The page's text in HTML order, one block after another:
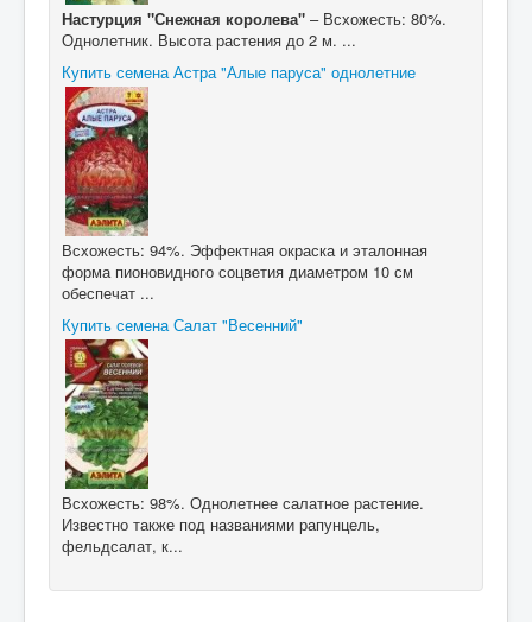
Настурция "Снежная королева" – Всхожесть: 80%.
Однолетник. Высота растения до 2 м. ...
Купить семена Астра "Алые паруса" однолетние
Всхожесть: 94%. Эффектная окраска и эталонная
форма пионовидного соцветия диаметром 10 см
обеспечат ...
Купить семена Салат "Весенний"
Всхожесть: 98%. Однолетнее салатное растение.
Известно также под названиями рапунцель,
фельдсалат, к...